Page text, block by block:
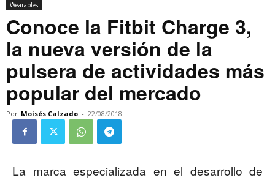
Wearables
Conoce la Fitbit Charge 3,
la nueva versión de la
pulsera de actividades más
popular del mercado
Por Moisés Calzado - 22/08/2018
La marca especializada en el desarrollo de